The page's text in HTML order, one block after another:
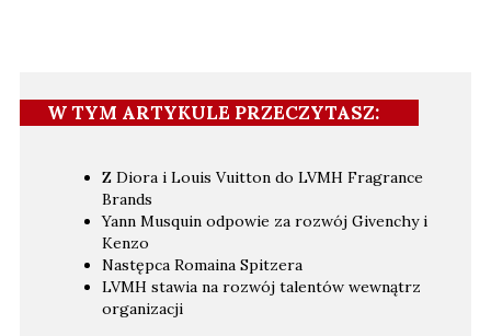
W TYM ARTYKULE PRZECZYTASZ:
Z Diora i Louis Vuitton do LVMH Fragrance
Brands
Yann Musquin odpowie za rozwój Givenchy i
Kenzo
Następca Romaina Spitzera
LVMH stawia na rozwój talentów wewnątrz
organizacji